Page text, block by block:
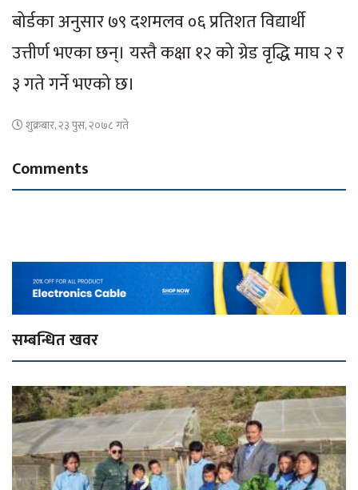
बोर्डका अनुसार ७९ दशमलव ०६ प्रतिशत विद्यार्थी
उत्तीर्ण भएका छन्। यस्तै कक्षा १२ को ग्रेड वृद्धि माघ २ र
३ गते गर्ने भएको छ।
शुक्रबार, २३ पुस, २०७८ गते
Comments
सम्बन्धित खवर